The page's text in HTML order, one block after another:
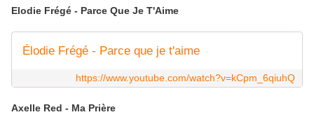
Elodie Frégé - Parce Que Je T'Aime
Élodie Frégé - Parce que je t'aime
https://www.youtube.com/watch?v=kCpm_6qiuhQ
Axelle Red - Ma Prière